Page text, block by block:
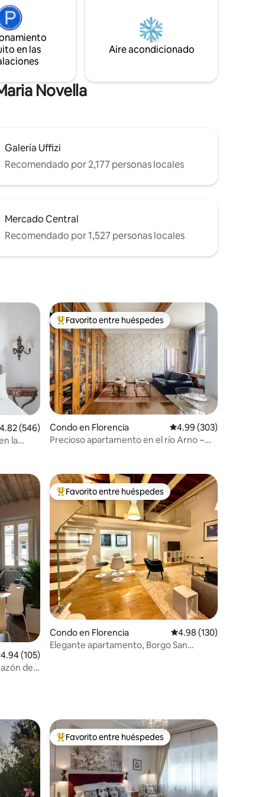
y
equipada. Las principales atracciones
turísticas se encuentran a menos de 10
en las
Aire acondicionado
Novella
Galería Uffizi
Recomendado por 2,177 personas locales
Mercado Central
Recomendado por 1,527 personas locales
promedio: 4.82 de 5, 546 reseñas
4.82 (546)
la
Favorito entre huéspedes preferido
Favorito entre huéspedes
Condo en Florencia Calificación promedio:
4.99 (303)
Precioso apartamento en el río Arno ~
promedio: 4.94 de 5, 105 reseñas
4.94 (105)
de
Favorito entre huéspedes preferido
Favorito entre huéspedes
Condo en Florencia Calificación promedio:
4.98 (130)
Elegante apartamento, Borgo San
Favorito entre huéspedes preferido
Favorito entre huéspedes